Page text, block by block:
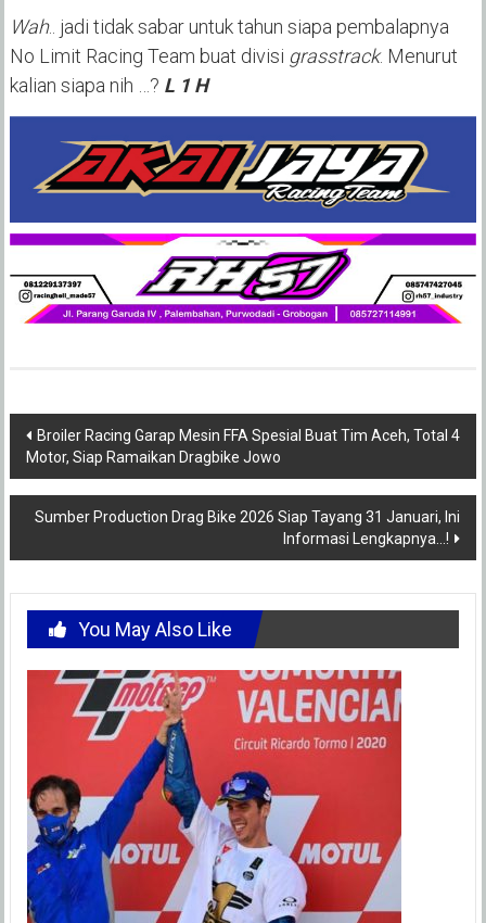
Wah.. jadi tidak sabar untuk tahun siapa pembalapnya
No Limit Racing Team buat divisi grasstrack. Menurut
kalian siapa nih …? L 1 H
Post
navigation
Broiler Racing Garap Mesin FFA Spesial Buat Tim Aceh, Total 4
Motor, Siap Ramaikan Dragbike Jowo
Sumber Production Drag Bike 2026 Siap Tayang 31 Januari, Ini
Informasi Lengkapnya…!
You May Also Like